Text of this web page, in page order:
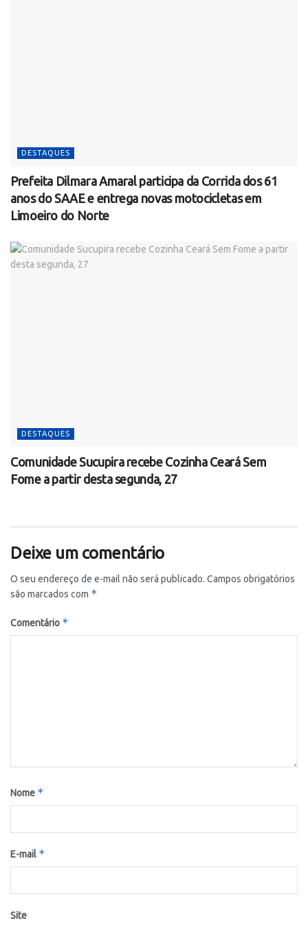
DESTAQUES
Prefeita Dilmara Amaral participa da Corrida dos 61
anos do SAAE e entrega novas motocicletas em
Limoeiro do Norte
DESTAQUES
Comunidade Sucupira recebe Cozinha Ceará Sem
Fome a partir desta segunda, 27
Deixe um comentário
O seu endereço de e-mail não será publicado. Campos obrigatórios
são marcados com *
Comentário *
Nome *
E-mail *
Site